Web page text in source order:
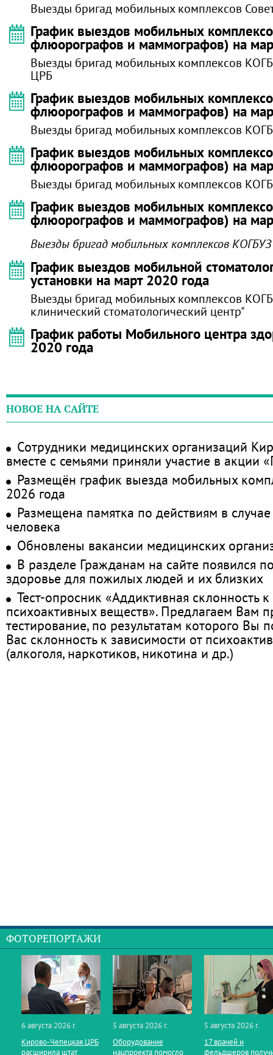
Выезды бригад мобильных комплексов
График выездов мобильных
флюорографов и маммографов) на
Выезды бригад мобильных комплексов
ЦРБ
График выездов мобильных
флюорографов и маммографов) на
Выезды бригад мобильных комплексов
График выездов мобильных
флюорографов и маммографов) на
Выезды бригад мобильных комплексов
График выездов мобильных
флюорографов и маммографов) на
Выезды бригад мобильных комплексов
График выездов мобильной
установки на март 2020 года
Выезды бригад мобильных комплексов
клинический стоматологический центр"
График работы Мобильного центра
2020 года
НОВОЕ НА САЙТЕ
Сотрудники медицинских организаций
вместе с семьями приняли участие в акции
Размещён график выезда мобильных
2026 года
Размещена памятка по действиям в
человека
Обновлены вакансии медицинских
В разделе Гражданам на сайте появился
здоровье для пожилых людей и их близких
Тест-опросник «Аддиктивная склонность
психоактивных веществ». Предлагаем Вам
тестирование, по результатам которого Вы
Вас склонность к зависимости от
(алкоголя, наркотиков, никотина и др.)
ФОТОРЕПОРТАЖИ
6 августа 2026 г.
Кирово‑Чепецкая ЦРБ
расширила штат
5 августа 2026 г.
Оборудование
нацпроекта помогло
5 августа 2026 г.
17 врачей и
фельдшеров